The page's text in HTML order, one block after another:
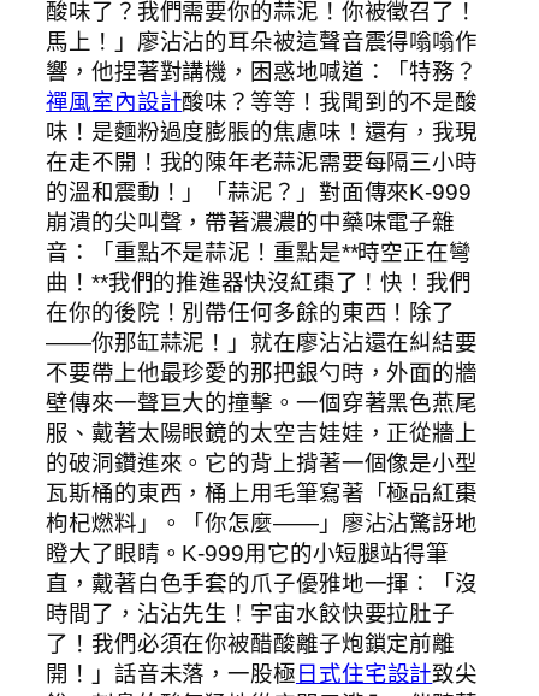
酸味了？我們需要你的蒜泥！你被徵召了！
馬上！」廖沾沾的耳朵被這聲音震得嗡嗡作
響，他捏著對講機，困惑地喊道：「特務？
禪風室內設計酸味？等等！我聞到的不是酸
味！是麵粉過度膨脹的焦慮味！還有，我現
在走不開！我的陳年老蒜泥需要每隔三小時
的溫和震動！」「蒜泥？」對面傳來K-999
崩潰的尖叫聲，帶著濃濃的中藥味電子雜
音：「重點不是蒜泥！重點是**時空正在彎
曲！**我們的推進器快沒紅棗了！快！我們
在你的後院！別帶任何多餘的東西！除了
——你那缸蒜泥！」就在廖沾沾還在糾結要
不要帶上他最珍愛的那把銀勺時，外面的牆
壁傳來一聲巨大的撞擊。一個穿著黑色燕尾
服、戴著太陽眼鏡的太空吉娃娃，正從牆上
的破洞鑽進來。它的背上揹著一個像是小型
瓦斯桶的東西，桶上用毛筆寫著「極品紅棗
枸杞燃料」。「你怎麼——」廖沾沾驚訝地
瞪大了眼睛。K-999用它的小短腿站得筆
直，戴著白色手套的爪子優雅地一揮：「沒
時間了，沾沾先生！宇宙水餃快要拉肚子
了！我們必須在你被醋酸離子炮鎖定前離
開！」話音未落，一股極 日式住宅設計致尖